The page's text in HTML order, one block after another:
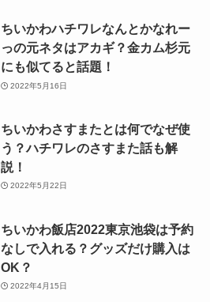
ちいかわハチワレなんとかなれー
っの元ネタはアカギ？金カム杉元
にも似てると話題！
2022年5月16日
ちいかわさすまたとは何でなぜ使
う？ハチワレのさすまた話も解
説！
2022年5月22日
ちいかわ飯店2022東京池袋は予約
なしで入れる？グッズだけ購入は
OK？
2022年4月15日